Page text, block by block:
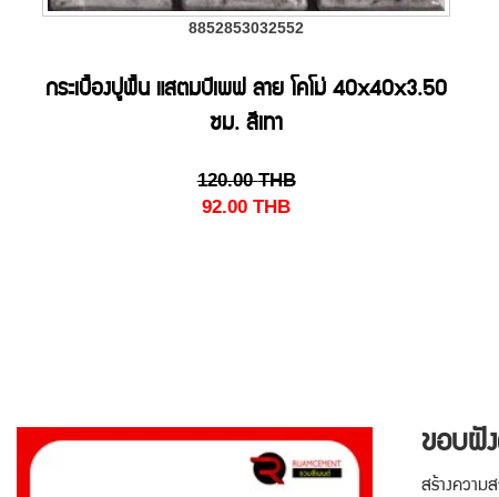
8852853032552
กระเบื้องปูพื้น แสตมป์เพฟ ลาย โคโม่ 40x40x3.50
ซม. สีเทา
120.00 THB
92.00THB
ขอบฝัง
สร้างความสวย